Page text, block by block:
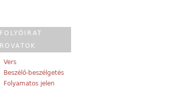
FOLYÓIRAT
ROVATOK
Vers
Beszélő-beszélgetés
Folyamatos jelen